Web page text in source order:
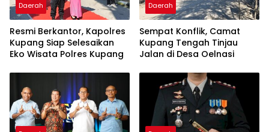
Daerah
Resmi Berkantor, Kapolres
Kupang Siap Selesaikan
Eko Wisata Polres Kupang
Daerah
Sempat Konflik, Camat
Kupang Tengah Tinjau
Jalan di Desa Oelnasi